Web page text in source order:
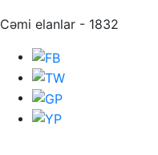
Cəmi elanlar - 1832